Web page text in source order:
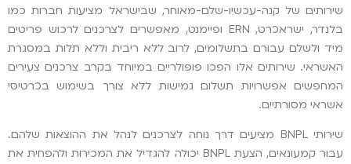
שירותים של קנה-עכשיו-שלם-מאוחר, שבישראל מציעות חברות כמו
בלנדר, ישראכרט, ERN ופיימנט, מאפשרים לצרכנים לרכוש פריטים
מיד ולשלם עבורם בתשלומים, לרוב ללא ריבית וללא תלות במסגרת
האשראי. שירותים אלו הפכו פופולריים במיוחד בקרב צרכנים צעירים
המחפשים אפשרויות תשלום גמישות ללא צורך בשימוש בכרטיסי
אשראי מסורתיים.
שירותי BNPL מציעים דרך נוחה לצרכנים לנהל את ההוצאות שלהם.
עבור קמעונאים, הצעת BNPL יכולה להגדיל את המכירות ולהפחית את